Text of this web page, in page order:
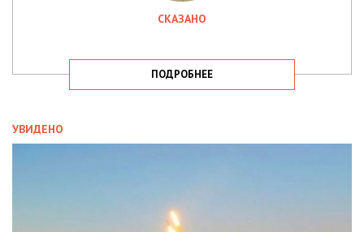
СКАЗАНО
ПОДРОБНЕЕ
УВИДЕНО